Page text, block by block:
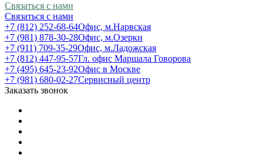
Связаться с нами
Связаться с нами
+7 (812) 252-68-64Офис, м.Нарвская
+7 (981) 878-30-28Офис, м.Озерки
+7 (911) 709-35-29Офис, м.Ладожская
+7 (812) 447-95-57Гл. офис Маршала Говорова
+7 (495) 645-23-92Офис в Москве
+7 (981) 680-02-27Сервисный центр
Заказать звонок